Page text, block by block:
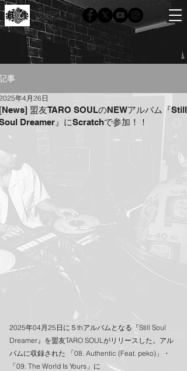
DJ IZOH
Official site
事
盟友TARO SOULのNEWアルバム『Still
Dreamer』にScratchで参加！！
年4月26日
2025年04月25日に５thアルバムとなる『Still Soul
Dreamer』を盟友TARO SOULがリリースした。アル
バムに収録された 「08. Authentic (Feat. peko)」・
「09. The World Is Yours」に